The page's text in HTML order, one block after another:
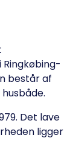
består af
Det lave
ligger